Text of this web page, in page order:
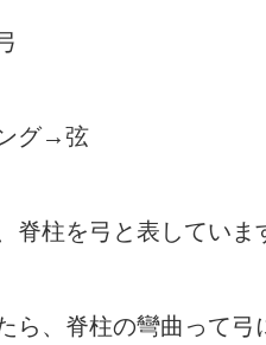
グ→弦
脊柱を弓と表していま
ら、脊柱の彎曲って弓